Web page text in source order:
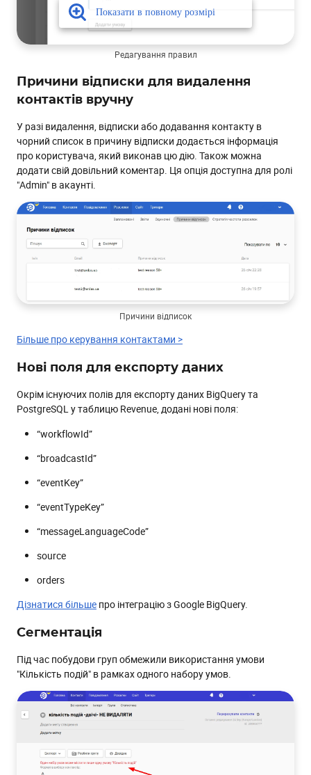
Редагування правил
Причини відписки для видалення
контактів вручну
У разі видалення, відписки або додавання контакту в
чорний список в причину відписки додається інформація
про користувача, який виконав цю дію. Також можна
додати свій довільний коментар. Ця опція доступна для ролі
"Admin" в акаунті.
Причини відписок
Більше про керування контактами >
Нові поля для експорту даних
Окрім існуючих полів для експорту даних BigQuery та
PostgreSQL у таблицю Revenue, додані нові поля:
“workflowId”
“broadcastId”
“eventKey”
“eventTypeKey”
“messageLanguageCode”
source
orders
Дізнатися більше про інтеграцію з Google BigQuery.
Сегментація
Під час побудови груп обмежили використання умови
"Кількість подій" в рамках одного набору умов.